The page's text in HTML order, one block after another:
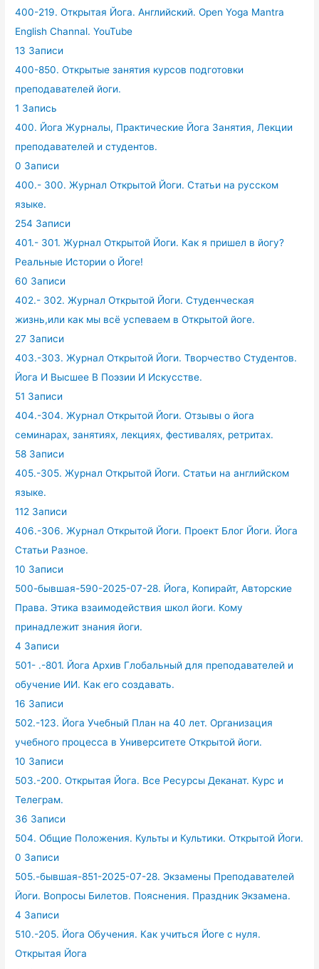
400-219. Открытая Йога. Английский. Open Yoga Mantra
English Channal. YouTube
13 Записи
400-850. Открытые занятия курсов подготовки
преподавателей йоги.
1 Запись
400. Йога Журналы, Практические Йога Занятия, Лекции
преподавателей и студентов.
0 Записи
400.- 300. Журнал Открытой Йоги. Статьи на русском
языке.
254 Записи
401.- 301. Журнал Открытой Йоги. Как я пришел в йогу?
Реальные Истории о Йоге!
60 Записи
402.- 302. Журнал Открытой Йоги. Студенческая
жизнь,или как мы всё успеваем в Открытой йоге.
27 Записи
403.-303. Журнал Открытой Йоги. Творчество Студентов.
Йога И Высшее В Поэзии И Искусстве.
51 Записи
404.-304. Журнал Открытой Йоги. Отзывы о йога
семинарах, занятиях, лекциях, фестивалях, ретритах.
58 Записи
405.-305. Журнал Открытой Йоги. Статьи на английском
языке.
112 Записи
406.-306. Журнал Открытой Йоги. Проект Блог Йоги. Йога
Статьи Разное.
10 Записи
500-бывшая-590-2025-07-28. Йога, Копирайт, Авторские
Права. Этика взаимодействия школ йоги. Кому
принадлежит знания йоги.
4 Записи
501- .-801. Йога Архив Глобальный для преподавателей и
обучение ИИ. Как его создавать.
16 Записи
502.-123. Йога Учебный План на 40 лет. Организация
учебного процесса в Университете Открытой йоги.
10 Записи
503.-200. Открытая Йога. Все Ресурсы Деканат. Курс и
Телеграм.
36 Записи
504. Общие Положения. Культы и Культики. Открытой Йоги.
0 Записи
505.-бывшая-851-2025-07-28. Экзамены Преподавателей
Йоги. Вопросы Билетов. Пояснения. Праздник Экзамена.
4 Записи
510.-205. Йога Обучения. Как учиться Йоге с нуля.
Открытая Йога